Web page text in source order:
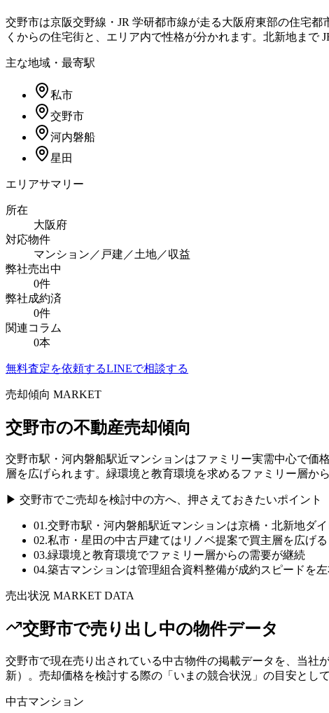
交野市は京阪交野線・JR 学研都市線が走る大阪府東部の住宅
くからの住宅街と、エリア内で性格が分かれます。北新地まで
主な地域・最寄駅
私市
交野市
河内磐船
星田
エリアサマリー
所在
大阪府
対応物件
マンション／戸建／土地／収益
弊社売出中
0件
弊社成約済
0件
関連コラム
0本
無料査定を依頼するLINEで相談する
売却傾向 MARKET
交野市の不動産売却傾向
交野市駅・河内磐船駅近マンションはファミリー実需中心で価
層を広げられます。緑環境と教育環境を求めるファミリー層か
▶ 交野市でご売却を検討中の方へ、押さえておきたいポイント
01.交野市駅・河内磐船駅近マンションは京橋・北新地ダ
02.私市・星田の中古戸建てはリノベ提案で買主層を広げる
03.緑環境と教育環境でファミリー層からの需要が継続
04.築古マンションは管理組合資料整備が成約スピードを
売出状況 MARKET DATA
交野市で売り出し中の物件データ
交野市で現在売り出されている中古物件の掲載データを、当社
新）。売却価格を検討する際の「いまの競合状況」の目安とし
中古マンション